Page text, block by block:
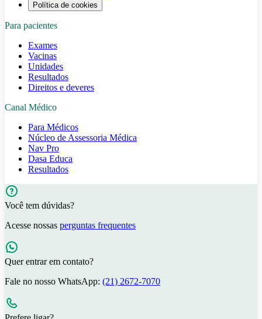
Política de cookies
Para pacientes
Exames
Vacinas
Unidades
Resultados
Direitos e deveres
Canal Médico
Para Médicos
Núcleo de Assessoria Médica
Nav Pro
Dasa Educa
Resultados
Você tem dúvidas?
Acesse nossas perguntas frequentes
Quer entrar em contato?
Fale no nosso WhatsApp: (21) 2672-7070